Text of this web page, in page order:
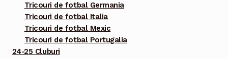
Tricouri de fotbal Germania
Tricouri de fotbal Italia
Tricouri de fotbal Mexic
Tricouri de fotbal Portugalia
24-25 Cluburi